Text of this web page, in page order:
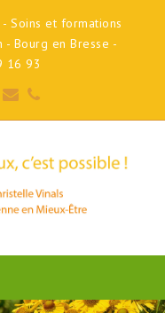
Soins et formations
- Bourg en Bresse -
16 93
EmailPhone